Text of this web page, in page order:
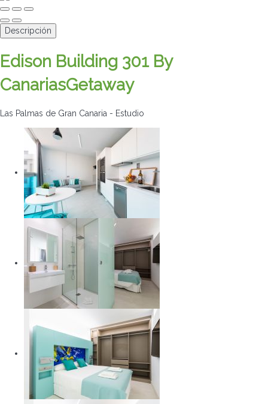
Descripción
Edison Building 301 By
CanariasGetaway
Las Palmas de Gran Canaria - Estudio